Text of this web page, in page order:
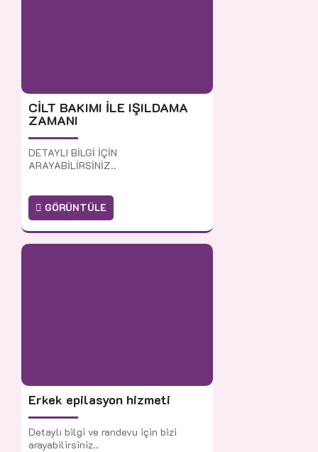
CİLT BAKIMI İLE IŞILDAMA
ZAMANI
DETAYLI BİLGİ İÇİN
ARAYABİLİRSİNİZ..
GÖRÜNTÜLE
Erkek epilasyon hizmeti
Detaylı bilgi ve randevu için bizi
arayabilirsiniz..